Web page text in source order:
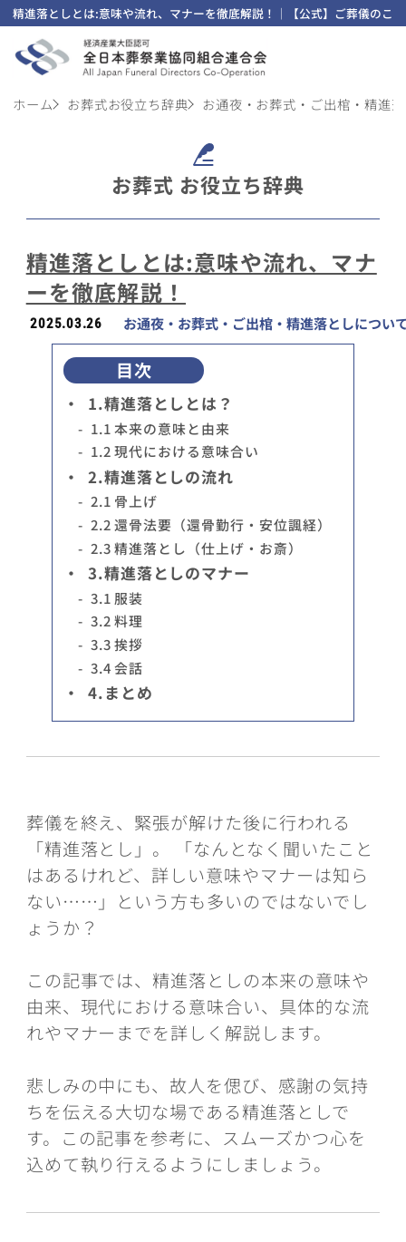
精進落としとは:意味や流れ、マナーを徹底解説！｜【公式】ご葬儀のこ
ホーム お葬式お役立ち辞典 お通夜・お葬式・ご出棺・精進
お葬式 お役立ち辞典
精進落としとは:意味や流れ、マナ
ーを徹底解説！
2025.03.26 お通夜・お葬式・ご出棺・精進落としについ
目次
・ 1.精進落としとは？
- 1.1 本来の意味と由来
- 1.2 現代における意味合い
・ 2.精進落としの流れ
- 2.1 骨上げ
- 2.2 還骨法要（還骨勤行・安位諷経）
- 2.3 精進落とし（仕上げ・お斎）
・ 3.精進落としのマナー
- 3.1 服装
- 3.2 料理
- 3.3 挨拶
- 3.4 会話
・ 4.まとめ
葬儀を終え、緊張が解けた後に行われる
「精進落とし」。 「なんとなく聞いたこと
はあるけれど、詳しい意味やマナーは知ら
ない……」という方も多いのではないでし
ょうか？
この記事では、精進落としの本来の意味や
由来、現代における意味合い、具体的な流
れやマナーまでを詳しく解説します。
悲しみの中にも、故人を偲び、感謝の気持
ちを伝える大切な場である精進落としで
す。この記事を参考に、スムーズかつ心を
込めて執り行えるようにしましょう。